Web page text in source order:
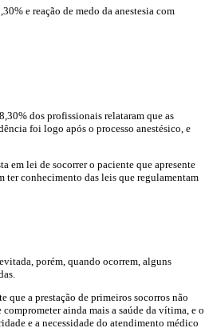
e reação de medo da anestesia com
dos profissionais relataram que as
foi logo após o processo anestésico, e
em lei de socorrer o paciente que apresente
ter conhecimento das leis que regulamentam
porém, quando ocorrem, alguns
que a prestação de primeiros socorros não
ainda mais a saúde da vítima, e o
e a necessidade do atendimento médico